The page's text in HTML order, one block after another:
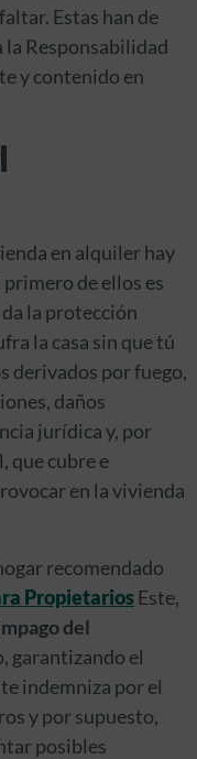
Estas han de
Responsabilidad
y contenido en
en alquiler hay
de ellos es
da la protección
la casa sin que tú
derivados por fuego,
daños
jurídica y, por
que cubre e
en la vivienda
recomendado
Propietarios Este,
del
garantizando el
indemniza por el
y por supuesto,
posibles